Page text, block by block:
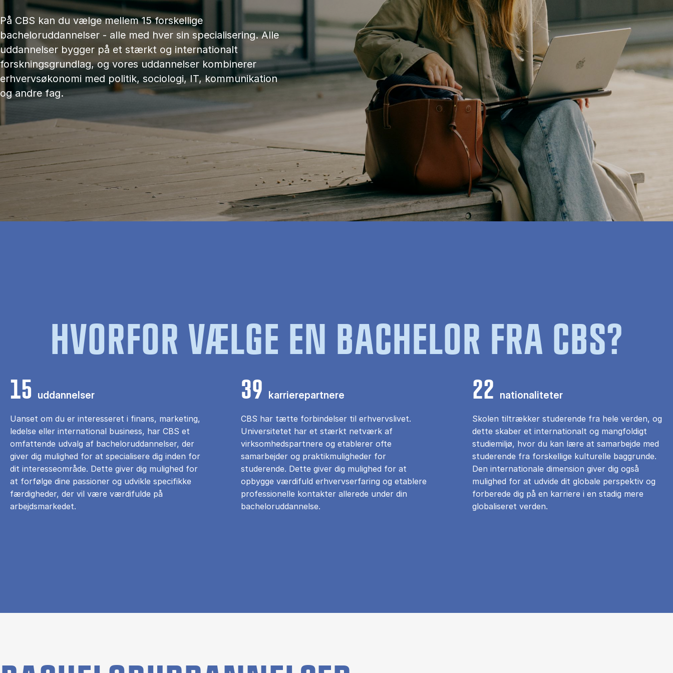
På CBS kan du vælge mellem 15 forskellige
bacheloruddannelser - alle med hver sin specialisering. Alle
uddannelser bygger på et stærkt og internationalt
forskningsgrundlag, og vores uddannelser kombinerer
erhvervsøkonomi med politik, sociologi, IT, kommunikation
og andre fag.
HVORFOR VÆLGE EN BACHELOR FRA CBS?
15 uddannelser
Uanset om du er interesseret i finans, marketing,
ledelse eller international business, har CBS et
omfattende udvalg af bacheloruddannelser, der
giver dig mulighed for at specialisere dig inden for
dit interesseområde. Dette giver dig mulighed for
at forfølge dine passioner og udvikle specifikke
færdigheder, der vil være værdifulde på
arbejdsmarkedet.
39 karrierepartnere
CBS har tætte forbindelser til erhvervslivet.
Universitetet har et stærkt netværk af
virksomhedspartnere og etablerer ofte
samarbejder og praktikmuligheder for
studerende. Dette giver dig mulighed for at
opbygge værdifuld erhvervserfaring og etablere
professionelle kontakter allerede under din
bacheloruddannelse.
22 nationaliteter
Skolen tiltrækker studerende fra hele verden, og
dette skaber et internationalt og mangfoldigt
studiemiljø, hvor du kan lære at samarbejde med
studerende fra forskellige kulturelle baggrunde.
Den internationale dimension giver dig også
mulighed for at udvide dit globale perspektiv og
forberede dig på en karriere i en stadig mere
globaliseret verden.